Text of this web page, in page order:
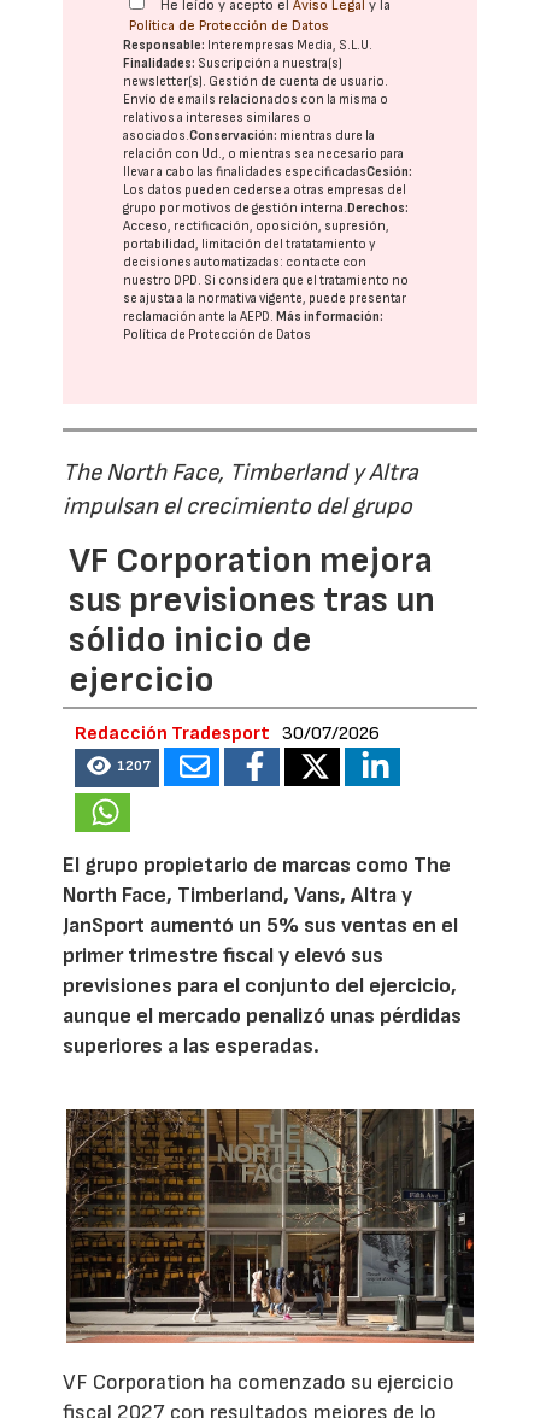
He leído y acepto elAviso Legal y la
Política de Protección de Datos
Responsable: Interempresas Media, S.L.U.
Finalidades: Suscripción a nuestra(s)
newsletter(s). Gestión de cuenta de usuario.
Envío de emails relacionados con la misma o
relativos a intereses similares o
asociados.Conservación: mientras dure la
relación con Ud., o mientras sea necesario para
llevar a cabo las finalidades especificadasCesión:
Los datos pueden cederse a otras empresas del
grupo por motivos de gestión interna.Derechos:
Acceso, rectificación, oposición, supresión,
portabilidad, limitación del tratatamiento y
decisiones automatizadas: contacte con
nuestro DPD. Si considera que el tratamiento no
se ajusta a la normativa vigente, puede presentar
reclamación ante laAEPD.Más información:
Política de Protección de Datos
The North Face, Timberland y Altra
impulsan el crecimiento del grupo
VF Corporation mejora
sus previsiones tras un
sólido inicio de
ejercicio
Redacción Tradesport 30/07/2026
1207
El grupo propietario de marcas como The
North Face, Timberland, Vans, Altra y
JanSport aumentó un 5% sus ventas en el
primer trimestre fiscal y elevó sus
previsiones para el conjunto del ejercicio,
aunque el mercado penalizó unas pérdidas
superiores a las esperadas.
VF Corporation ha comenzado su ejercicio
fiscal 2027 con resultados mejores de lo